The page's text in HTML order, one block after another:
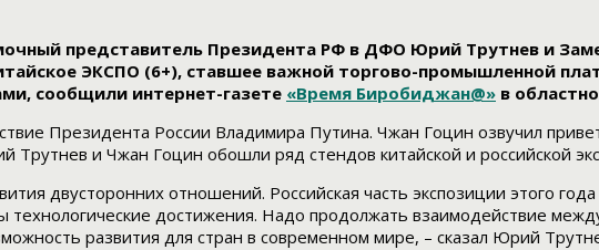
представитель Президента РФ в ДФО Юрий Трутнев и
ЭКСПО (6+), ставшее важной торгово-промышленной
сообщили интернет-газете «Время Биробиджан@» в
Президента России Владимира Путина. Чжан Гоцин озвучил
и Чжан Гоцин обошли ряд стендов китайской и российской
двусторонних отношений. Российская часть экспозиции этого года
технологические достижения. Надо продолжать взаимодействие
развития для стран в современном мире, – сказал Юрий